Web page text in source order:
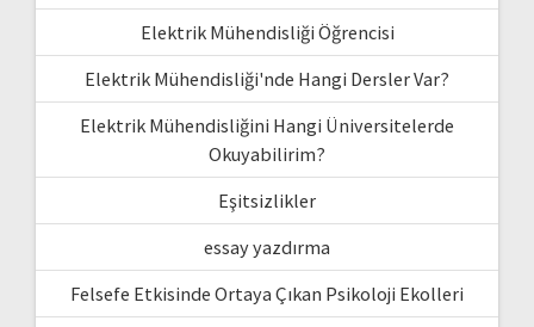
Elektrik Mühendisliği Öğrencisi
Elektrik Mühendisliği'nde Hangi Dersler Var?
Elektrik Mühendisliğini Hangi Üniversitelerde
Okuyabilirim?
Eşitsizlikler
essay yazdırma
Felsefe Etkisinde Ortaya Çıkan Psikoloji Ekolleri